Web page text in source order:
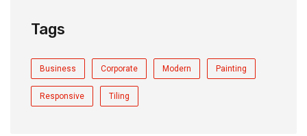
Tags
Business Corporate Modern Painting
Responsive Tiling